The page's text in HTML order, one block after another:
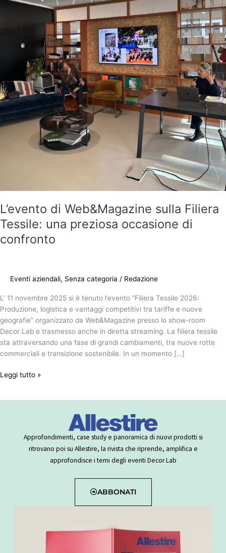
L’evento di Web&Magazine sulla Filiera
Tessile: una preziosa occasione di
confronto
Eventi aziendali, Senza categoria / Redazione
L’ 11 novembre 2025 si è tenuto l’evento “Filiera Tessile 2026:
Produzione, logistica e vantaggi competitivi tra tariffe e nuove
geografie” organizzato da Web&Magazine presso lo show-room
Decor Lab e trasmesso anche in diretta streaming. La filiera tessile
sta attraversando una fase di grandi cambiamenti, tra nuove rotte
commerciali e transizione sostenibile. In un momento […]
confronto
Leggi tutto »
Approfondimenti, case study e panoramica di nuovi prodotti si
ritrovano poi su Allestire, la rivista che riprende, amplifica e
approfondisce i temi degli eventi Decor Lab
ABBONATI